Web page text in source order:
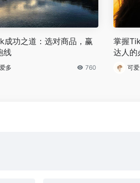
成功之道：选对商品，赢
线
多 760
掌握
达人的
可